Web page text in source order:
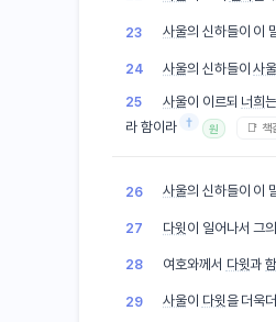
23 사울의 신하들이 이
24 사울의 신하들이사울
25 사울이 이르되 너희는
라 함이라 † 원 📑 책
26 사울의 신하들이 이
27 다윗 이 일어나서 그
28 여호와께서 다윗과
29 사울이 다윗을 더욱